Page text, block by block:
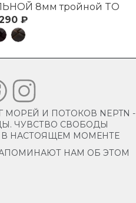
8мм тройной TO
₽
И ПОТОКОВ NEPTN -
ЧУВСТВО СВОБОДЫ
В НАСТОЯЩЕМ МОМЕНТЕ
НАМ ОБ ЭТОМ